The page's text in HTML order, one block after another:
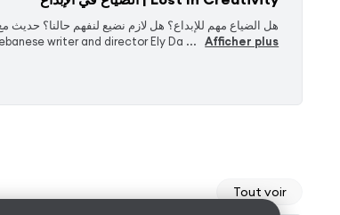
writer and director Ely Da ...
Afficher plus
Tout voir